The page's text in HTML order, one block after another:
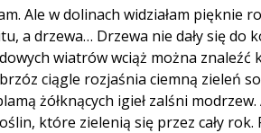
Ale w dolinach widziałam pięknie
a drzewa… Drzewa nie dały się do
wiatrów wciąż można znaleźć
ciągle rozjaśnia ciemną zieleń
żółknących igieł zalśni
które zielenią się przez cały